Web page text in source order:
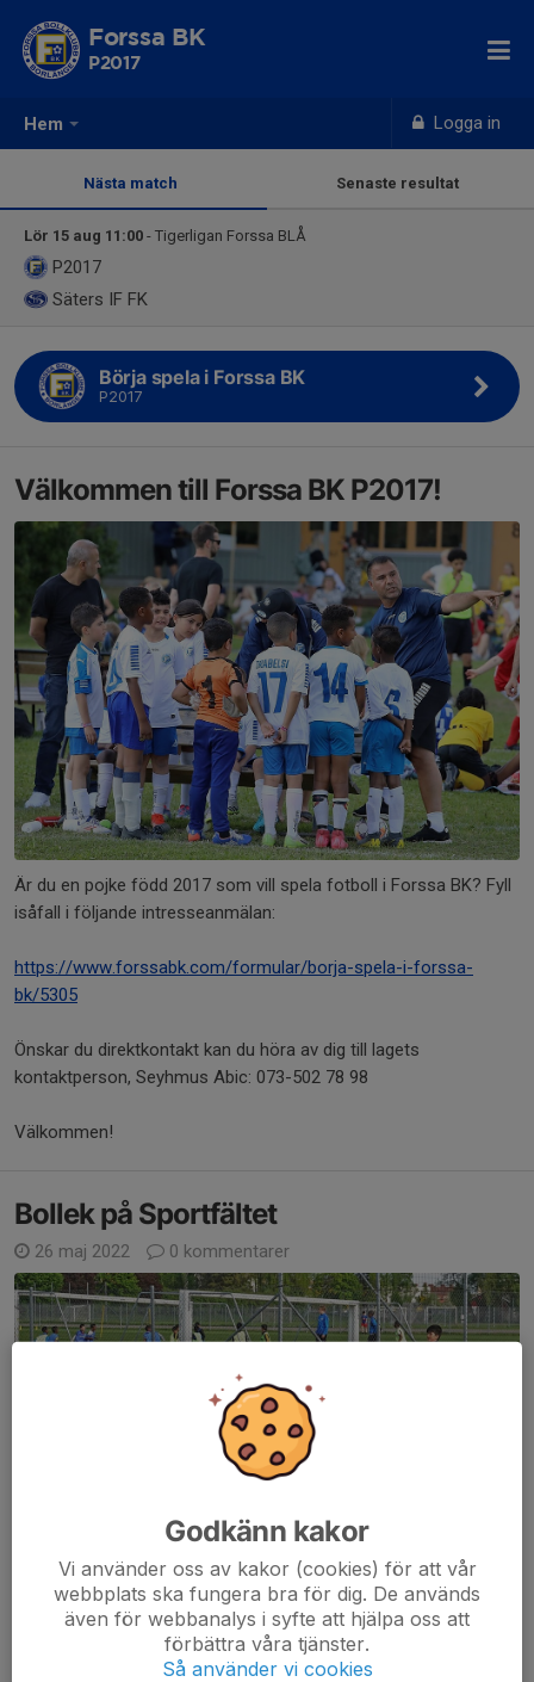
Hem Logga in
Forssa BK
P2017
Nästa match Senaste resultat
Lör 15 aug 11:00 - Tigerligan Forssa BLÅ
P2017
Säters IF FK
Börja spela i Forssa BK
P2017
Välkommen till Forssa BK P2017!
Är du en pojke född 2017 som vill spela fotboll i Forssa BK? Fyll
isåfall i följande intresseanmälan:
https://www.forssabk.com/formular/borja-spela-i-forssa-
bk/5305
Önskar du direktkontakt kan du höra av dig till lagets
kontaktperson, Seyhmus Abic: 073-502 78 98
Välkommen!
Bollek på Sportfältet
26 maj 2022 0 kommentarer
Glada ungar på Sportfältet 24 maj 2022
Godkänn kakor
Vi använder oss av kakor (cookies) för att vår
webbplats ska fungera bra för dig. De används
även för webbanalys i syfte att hjälpa oss att
förbättra våra tjänster.
Så använder vi cookies